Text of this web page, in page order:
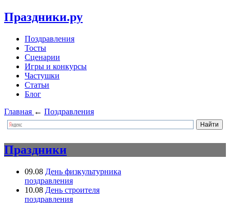
Праздники.ру
Поздравления
Тосты
Сценарии
Игры и конкурсы
Частушки
Статьи
Блог
Главная ← Поздравления
Праздники
09.08 День физкультурника
поздравления
10.08 День строителя
поздравления